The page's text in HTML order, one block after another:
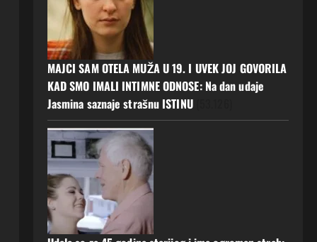
MAJCI SAM OTELA MUŽA U 19. I UVEK JOJ GOVORILA
KAD SMO IMALI INTIMNE ODNOSE: Na dan udaje
Jasmina saznaje strašnu ISTINU